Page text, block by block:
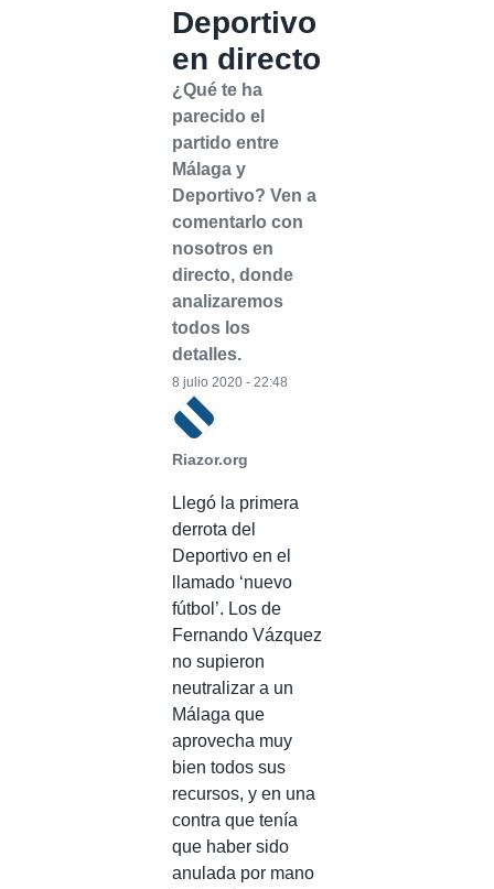
Deportivo
en directo
¿Qué te ha
parecido el
partido entre
Málaga y
Deportivo? Ven a
comentarlo con
nosotros en
directo, donde
analizaremos
todos los
detalles.
Riazor.org
8 julio 2020 - 22:48
Llegó la primera
derrota del
Deportivo en el
llamado ‘nuevo
fútbol’. Los de
Fernando Vázquez
no supieron
neutralizar a un
Málaga que
aprovecha muy
bien todos sus
recursos, y en una
contra que tenía
que haber sido
anulada por mano